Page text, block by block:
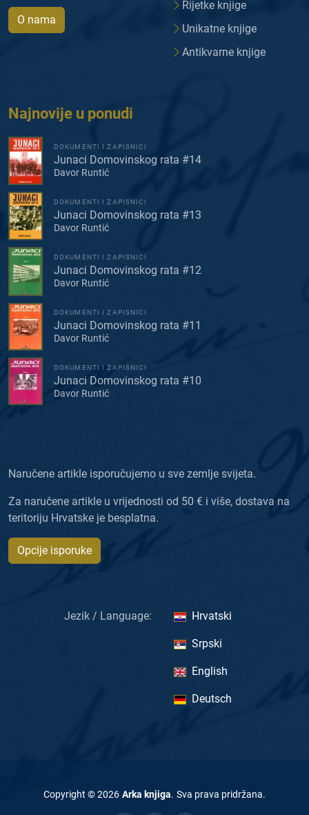
O nama
Rijetke knjige
Unikatne knjige
Antikvarne knjige
Najnovije u ponudi
DOKUMENTI I ZAPISNICI
Junaci Domovinskog rata #14
Davor Runtić
DOKUMENTI I ZAPISNICI
Junaci Domovinskog rata #13
Davor Runtić
DOKUMENTI I ZAPISNICI
Junaci Domovinskog rata #12
Davor Runtić
DOKUMENTI I ZAPISNICI
Junaci Domovinskog rata #11
Davor Runtić
DOKUMENTI I ZAPISNICI
Junaci Domovinskog rata #10
Davor Runtić
Naručene artikle isporučujemo u sve zemlje svijeta.
Za naručene artikle u vrijednosti od 50 € i više, dostava na
teritoriju Hrvatske je besplatna.
Opcije isporuke
Jezik / Language: Hrvatski
Srpski
English
Deutsch
Copyright ©2026 Arka knjiga. Sva prava pridržana.